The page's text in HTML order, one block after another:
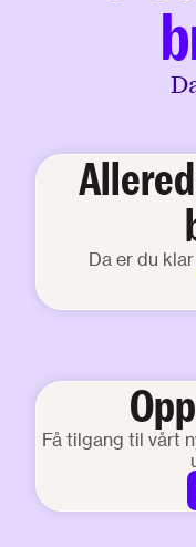
Da er du
Få tilgang til vårt